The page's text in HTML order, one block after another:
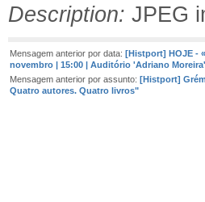
Description: JPEG
Mensagem anterior por data: [Histport] HOJE -
novembro | 15:00 | Auditório 'Adriano
Mensagem anterior por assunto: [Histport]
Quatro autores. Quatro livros"